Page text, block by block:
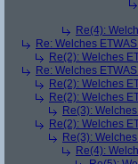
Re(4):
Re: Welches
Re(2): Welches
Re: Welches
Re(2): Welches
Re(2): Welches
Re(3):
Re(2): Welches
Re(3):
Re(4):